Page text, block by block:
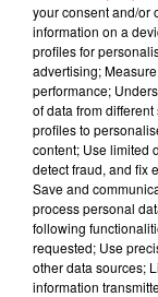
DUA LIPA
Dance The Night
L'HOROSCOPE
your consent and/or
information on a
profiles for
advertising;
performance;
of data from
profiles to
content; Use limited
detect fraud, and fix
Save and
process personal
following
requested; Use
other data sources;
information